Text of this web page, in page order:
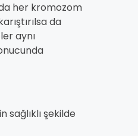
her kromozom
da
aynı
şekilde